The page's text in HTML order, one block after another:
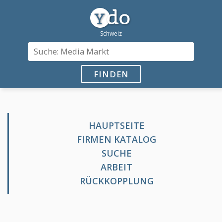
FINDEN
HAUPTSEITE
FIRMEN KATALOG
SUCHE
ARBEIT
RÜCKKOPPLUNG